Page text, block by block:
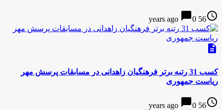
access_time
56 years ago
chat_bubble0
description
کسب 31 رتبه برتر فرهنگیان زاهدانی در مسابقات پرسش مهر
ریاست جمهوری
access_time
56 years ago
chat_bubble0